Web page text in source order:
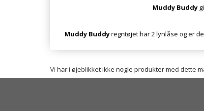
Muddy Buddy
Muddy Buddyregntøjet har 2 lynlåse og er
Vi har i øjeblikket ikke nogle produkter med dette